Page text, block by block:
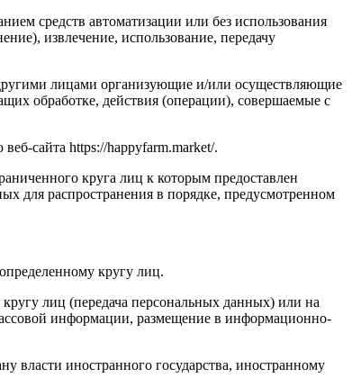
средств автоматизации или без использования
извлечение, использование, передачу
лицами организующие и/или осуществляющие
обработке, действия (операции), совершаемые с
сайта https://happyfarm.market/.
круга лиц к которым предоставлен
для распространения в порядке, предусмотренном
кругу лиц.
лиц (передача персональных данных) или на
информации, размещение в информационно-
власти иностранного государства, иностранному